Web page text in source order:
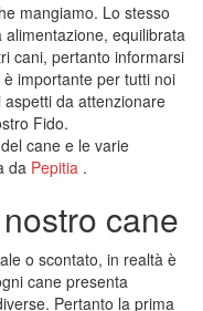
mangiamo. Lo stesso
equilibrata
cani, pertanto informarsi
importante per tutti noi
da attenzionare
Fido.
cane e le varie
da Pepitia .
cane
o scontato, in realtà è
cane presenta
Pertanto la prima